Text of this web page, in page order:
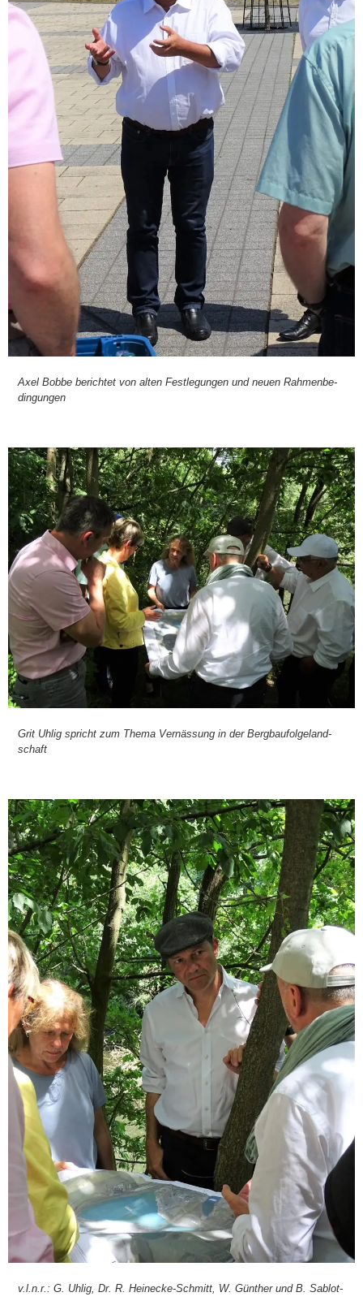
Axel Bob­be berich­tet von alten Fest­le­gun­gen und neu­en Rah­men­be­
din­gun­gen
Grit Uhl­ig spricht zum The­ma Vernäs­sung in der Berg­bau­fol­ge­land­
schaft
v.l.n.r.: G. Uhl­ig, Dr. R. Hein­ecke-Schmitt, W. Gün­ther und B. Sab­lot­